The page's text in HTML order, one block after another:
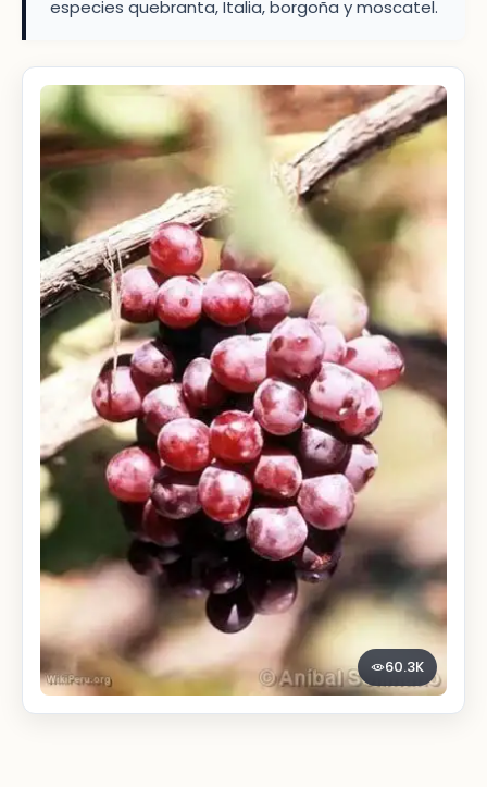
especies quebranta, Italia, borgoña y moscatel.
60.3K